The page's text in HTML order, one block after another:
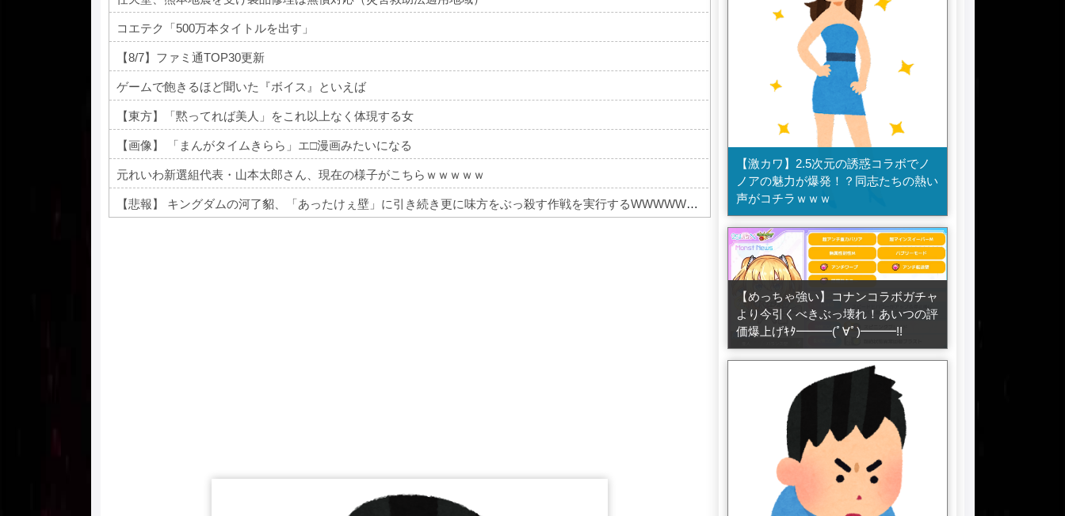
コエテク「500万本タイトルを出す」
【8/7】ファミ通TOP30更新
ゲームで飽きるほど聞いた『ボイス』といえば
【東方】「黙ってれば美人」をこれ以上なく体現する女
【画像】 「まんがタイムきらら」エ□漫画みたいになる
元れいわ新選組代表・山本太郎さん、現在の様子がこちらｗｗｗｗｗ
【悲報】 キングダムの河了貂、「あったけぇ壁」に引き続き更に味方をぶっ殺す作戦を実行するWWWWWWWWWWWWWWWWWWWWWWWWWWWWWWWWWWWWWWWWWWWWWWWW
【激カワ】2.5次元の誘惑コラボでノ
ノアの魅力が爆発！？同志たちの熱い
声がコチラｗｗｗ
【めっちゃ強い】コナンコラボガチャ
より今引くべきぶっ壊れ！あいつの評
価爆上げｷﾀ━━━(ﾟ∀ﾟ)━━━!!